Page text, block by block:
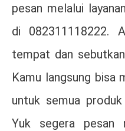
pesan melalui
di 082311118222.
tempat dan
Kamu langsung bisa
untuk semua
Yuk segera pesan